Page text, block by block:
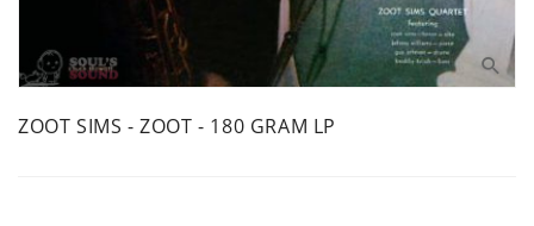
ZOOT SIMS - ZOOT - 180 GRAM LP